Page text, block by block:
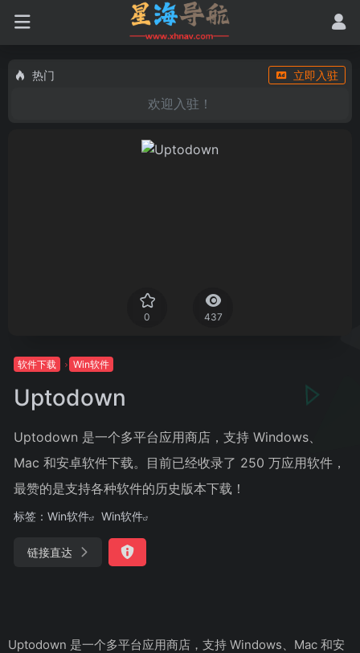
热门 立即入驻
欢迎入驻！
0 437
软件下载 Win软件
Uptodown
Uptodown 是一个多平台应用商店，支持 Windows、
Mac 和安卓软件下载。目前已经收录了 250 万应用软件，
最赞的是支持各种软件的历史版本下载！
标签： Win软件 Win软件
链接直达
Uptodown 是一个多平台应用商店，支持 Windows、Mac 和安